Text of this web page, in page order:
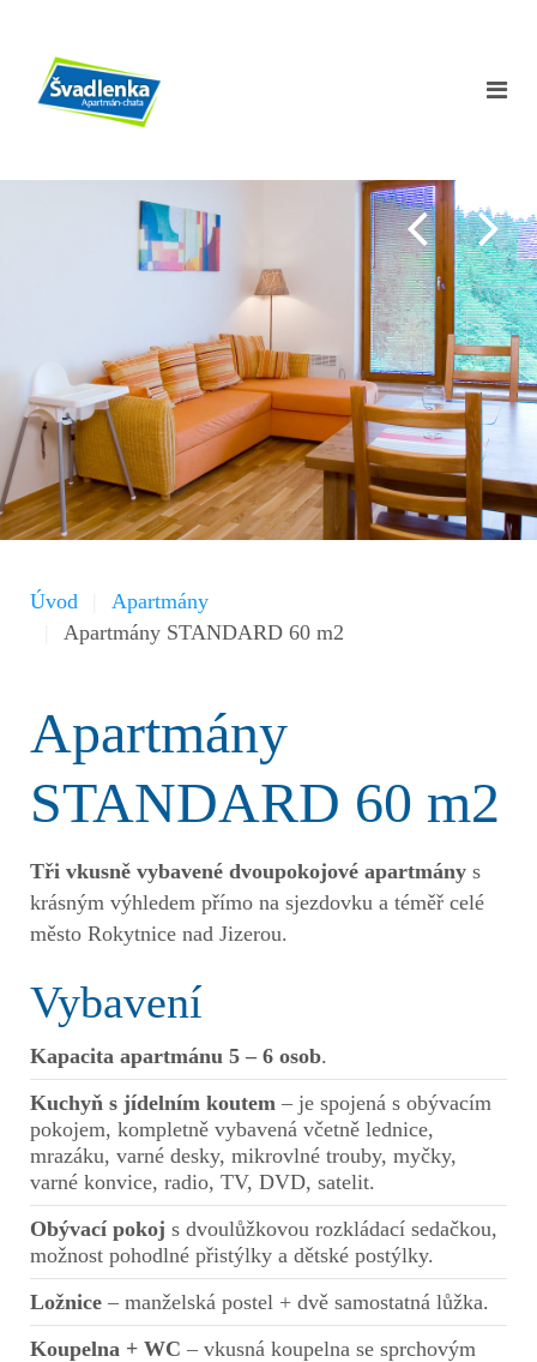
Úvod
Apartmány
Apartmány STANDARD 60 m2
Apartmány
STANDARD 60 m2
Tři vkusně vybavené dvoupokojové apartmány s
krásným výhledem přímo na sjezdovku a téměř celé
město Rokytnice nad Jizerou.
Vybavení
Kapacita apartmánu 5 – 6 osob.
Kuchyň s jídelním koutem – je spojená s obývacím
pokojem, kompletně vybavená včetně lednice,
mrazáku, varné desky, mikrovlné trouby, myčky,
varné konvice, radio, TV, DVD, satelit.
Obývací pokoj s dvoulůžkovou rozkládací sedačkou,
možnost pohodlné přistýlky a dětské postýlky.
Ložnice – manželská postel + dvě samostatná lůžka.
Koupelna + WC – vkusná koupelna se sprchovým